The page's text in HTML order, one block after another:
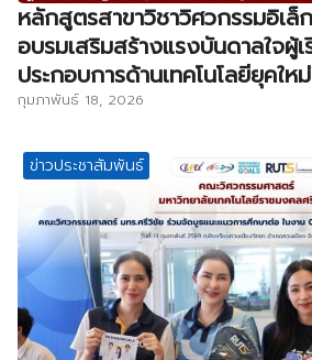
หลักสูตรสาขาวิชาวิศวกรรมอิเ
อบรมเสริมสร้างแรงบันดาลใจผู้
ประกอบการด้านเทคโนโลยียุคใหม่
กุมภาพันธ์ 18, 2026
ข่าวประชาสัมพันธ์